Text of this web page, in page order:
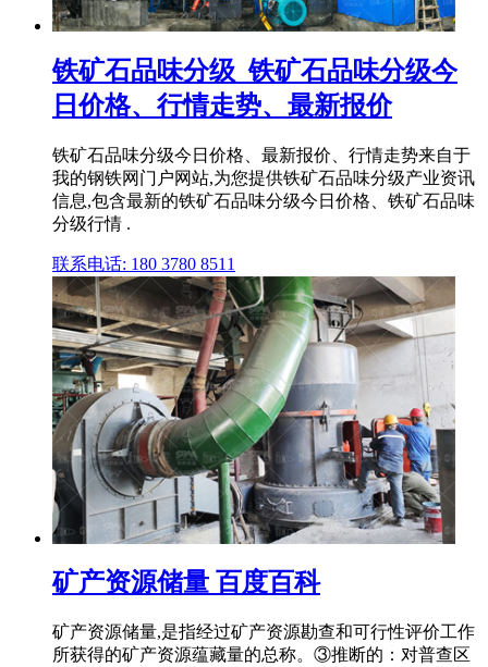
铁矿石品味分级_铁矿石品味分级今
日价格、行情走势、最新报价
铁矿石品味分级今日价格、最新报价、行情走势来自于
我的钢铁网门户网站,为您提供铁矿石品味分级产业资讯
信息,包含最新的铁矿石品味分级今日价格、铁矿石品味
分级行情 .
联系电话: 180 3780 8511
矿产资源储量 百度百科
矿产资源储量,是指经过矿产资源勘查和可行性评价工作
所获得的矿产资源蕴藏量的总称。③推断的：对普查区